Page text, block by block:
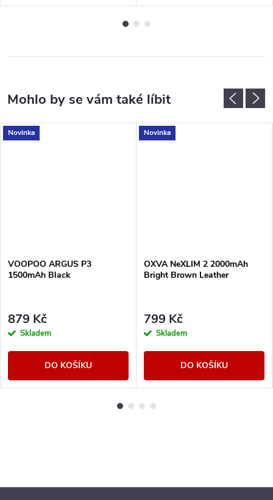
Novinka
VOOPOO ARGUS P3
1500mAh Black
879 Kč
Skladem
DO KOŠÍKU
Novinka
OXVA NeXLIM 2 2000mAh
Bright Brown Leather
799 Kč
Skladem
DO KOŠÍKU